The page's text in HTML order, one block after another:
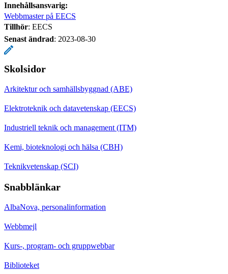
Innehållsansvarig:
Webbmaster på EECS
Tillhör: EECS
Senast ändrad: 2023-08-30
Skolsidor
Arkitektur och samhällsbyggnad (ABE)
Elektroteknik och datavetenskap (EECS)
Industriell teknik och management (ITM)
Kemi, bioteknologi och hälsa (CBH)
Teknikvetenskap (SCI)
Snabblänkar
AlbaNova, personalinformation
Webbmejl
Kurs-, program- och gruppwebbar
Biblioteket